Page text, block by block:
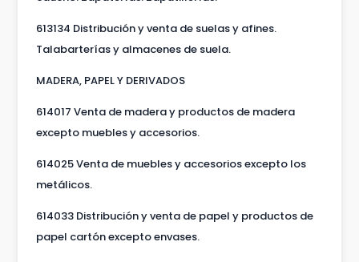
613134 Distribución y venta de suelas y afines.
Talabarterías y almacenes de suela.
MADERA, PAPEL Y DERIVADOS
614017 Venta de madera y productos de madera
excepto muebles y accesorios.
614025 Venta de muebles y accesorios excepto los
metálicos.
614033 Distribución y venta de papel y productos de
papel cartón excepto envases.